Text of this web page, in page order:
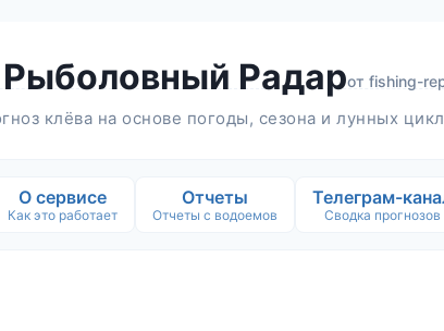
Рыболовный Радарот fishing-
клёва на основе погоды, сезона и лунных
О сервисе
Как это работает
Отчеты
Отчеты с водоемов
Телеграм-
Сводка прогнозов